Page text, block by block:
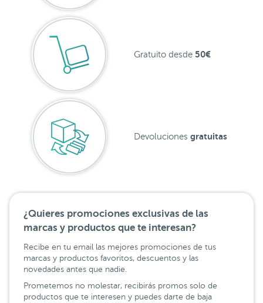
Gratuito desde 50€
Devoluciones gratuitas
¿Quieres promociones exclusivas de las
marcas y productos que te interesan?
Recibe en tu email las mejores promociones de tus
marcas y productos favoritos, descuentos y las
novedades antes que nadie.
Prometemos no molestar, recibirás promos solo de
productos que te interesen y puedes darte de baja